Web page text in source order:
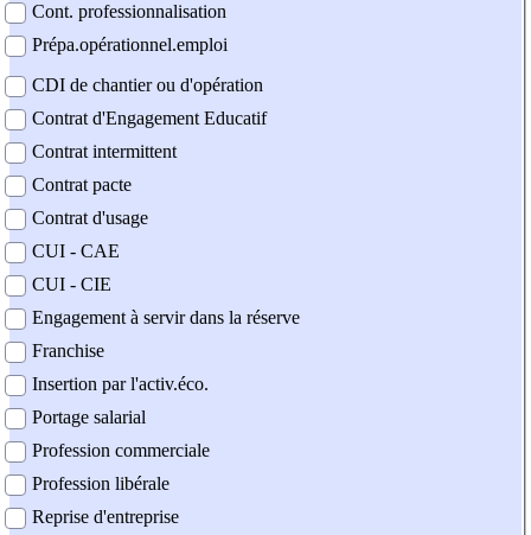
Cont. professionnalisation
Prépa.opérationnel.emploi
CDI de chantier ou d'opération
Contrat d'Engagement Educatif
Contrat intermittent
Contrat pacte
Contrat d'usage
CUI - CAE
CUI - CIE
Engagement à servir dans la réserve
Franchise
Insertion par l'activ.éco.
Portage salarial
Profession commerciale
Profession libérale
Reprise d'entreprise